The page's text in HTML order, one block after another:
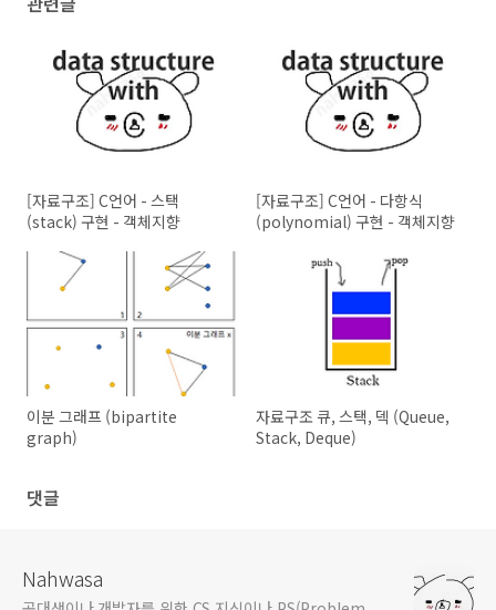
*/
node_t* p;
node_t* t;
( l->op-> get_size
) {
      p = l->op->
get_head_node
(l);
while (p !=
) {
free (p);
         p = t;
      }
      l->head =
NULL
      l->tail =
NULL;
      l->size =
0 ;
      l =
NULL;
/*
* return the number of Nodes
*/
static
list_t* l)
}
*/
static int
{
[자료구조] C언어 - 스택
(stack) 구현 - 객체지향
[자료구조] C언어 - 다항식
(polynomial) 구현 - 객체지향
이분 그래프 (bipartite
graph)
자료구조 큐, 스택, 덱 (Queue,
Stack, Deque)
댓글
Nahwasa